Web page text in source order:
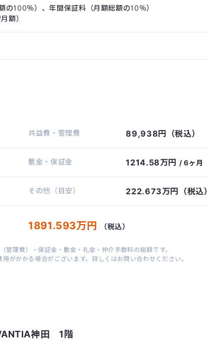
の100％）、年間保証料（月額総額の10％）
額）
共益費・管理費 89,938円（税込）
敷金・保証金 1214.58万円 / 6ヶ月
その他（目安） 222.673万円（税込）
1891.593万円 （税込）
管理費）・保証金・敷金・礼金・仲介手数料の総額です。
がかかる場合がございます。詳しくはお問い合わせください。
神田 1階